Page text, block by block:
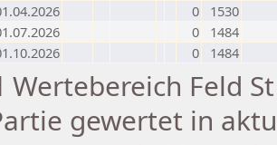
0
1530
0
1484
0 1484
Wertebereich Feld
gewertet in